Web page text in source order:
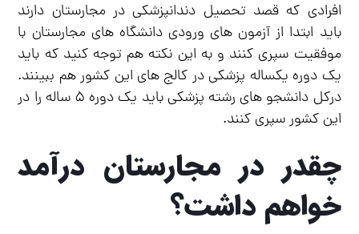
افرادی که قصد تحصیل دندانپزشکی در مجارستان دارند
باید ابتدا از آزمون های ورودی دانشگاه های مجارستان با
موفقیت سپری کنند و به این نکته هم توجه کنید که باید
یک دوره یکساله پزشکی در کالج های این کشور هم ببینند.
درکل دانشجو های رشته پزشکی باید یک دوره ۵ ساله را در
این کشور سپری کنند.
چقدر در مجارستان درآمد
خواهم داشت؟